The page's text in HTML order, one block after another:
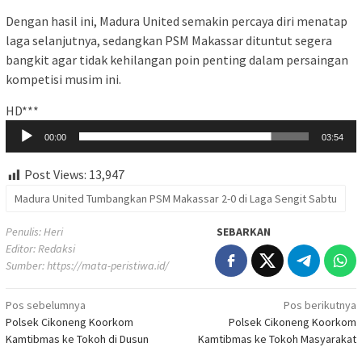
Dengan hasil ini, Madura United semakin percaya diri menatap
laga selanjutnya, sedangkan PSM Makassar dituntut segera
bangkit agar tidak kehilangan poin penting dalam persaingan
kompetisi musim ini.
HD***
00:00 03:54
Post Views: 13,947
Madura United Tumbangkan PSM Makassar 2-0 di Laga Sengit Sabtu
Penulis: Heri
Editor: Redaksi
Sumber:https://mata-peristiwa.id/
SEBARKAN
Navigasi
pos
Pos sebelumnya
Polsek Cikoneng Koorkom
Kamtibmas ke Tokoh di Dusun
Pos berikutnya
Polsek Cikoneng Koorkom
Kamtibmas ke Tokoh Masyarakat